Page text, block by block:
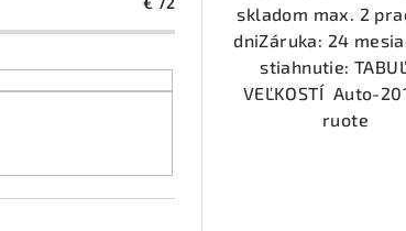
voskladom max. 2
dniZáruka: 24
stiahnutie:
VEĽKOSTÍ Auto-
ruote